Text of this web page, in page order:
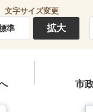
文字サイズ変更
準 拡大
市